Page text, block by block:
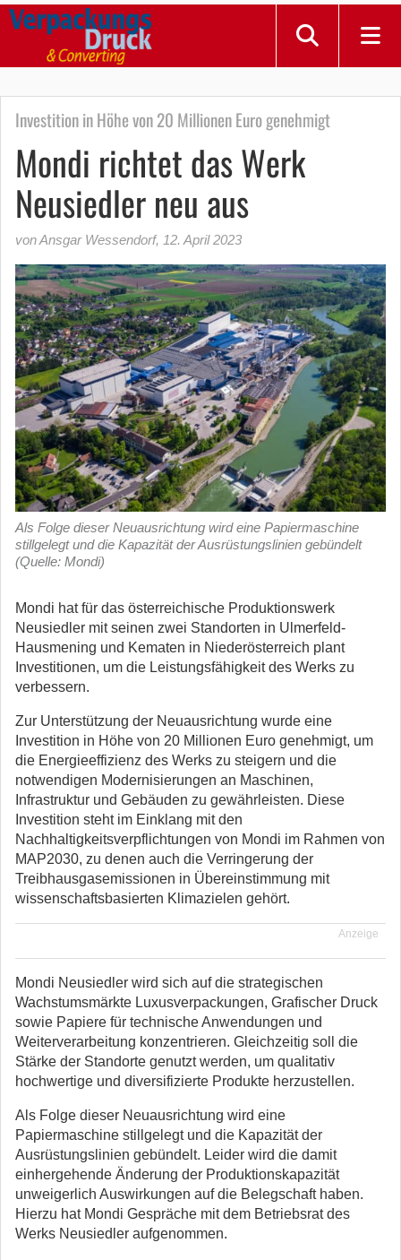
Investition in Höhe von 20 Millionen Euro genehmigt
Mondi richtet das Werk
Neusiedler neu aus
von Ansgar Wessendorf, 12. April 2023
Als Folge dieser Neuausrichtung wird eine Papiermaschine
stillgelegt und die Kapazität der Ausrüstungslinien gebündelt
(Quelle: Mondi)
Mondi hat für das österreichische Produktionswerk
Neusiedler mit seinen zwei Standorten in Ulmerfeld-
Hausmening und Kematen in Niederösterreich plant
Investitionen, um die Leistungsfähigkeit des Werks zu
verbessern.
Zur Unterstützung der Neuausrichtung wurde eine
Investition in Höhe von 20 Millionen Euro genehmigt, um
die Energieeffizienz des Werks zu steigern und die
notwendigen Modernisierungen an Maschinen,
Infrastruktur und Gebäuden zu gewährleisten. Diese
Investition steht im Einklang mit den
Nachhaltigkeitsverpflichtungen von Mondi im Rahmen von
MAP2030, zu denen auch die Verringerung der
Treibhausgasemissionen in Übereinstimmung mit
wissenschaftsbasierten Klimazielen gehört.
Anzeige
Mondi Neusiedler wird sich auf die strategischen
Wachstumsmärkte Luxusverpackungen, Grafischer Druck
sowie Papiere für technische Anwendungen und
Weiterverarbeitung konzentrieren. Gleichzeitig soll die
Stärke der Standorte genutzt werden, um qualitativ
hochwertige und diversifizierte Produkte herzustellen.
Als Folge dieser Neuausrichtung wird eine
Papiermaschine stillgelegt und die Kapazität der
Ausrüstungslinien gebündelt. Leider wird die damit
einhergehende Änderung der Produktionskapazität
unweigerlich Auswirkungen auf die Belegschaft haben.
Hierzu hat Mondi Gespräche mit dem Betriebsrat des
Werks Neusiedler aufgenommen.